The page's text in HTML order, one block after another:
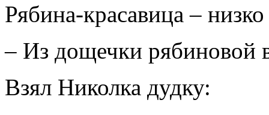
Рябина-красавица – низко
– Из дощечки рябиновой
Взял Николка дудку: